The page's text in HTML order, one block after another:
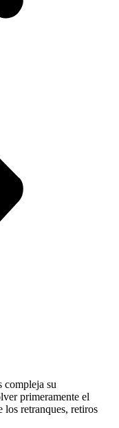
compleja su
primeramente el
los retranques, retiros